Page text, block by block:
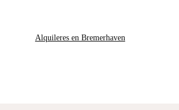
Alquileres en Bremerhaven